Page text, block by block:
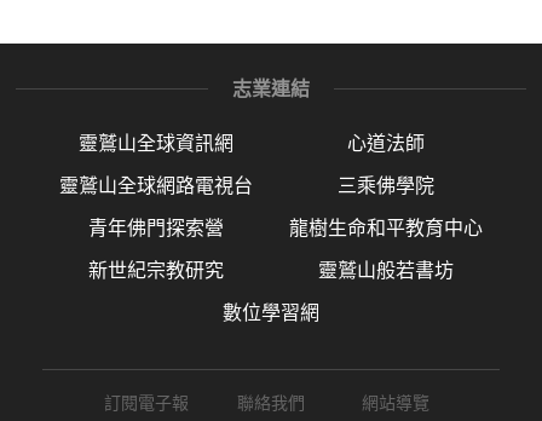
志業連結
靈鷲山全球資訊網 心道法師
靈鷲山全球網路電視台 三乘佛學院
青年佛門探索營 龍樹生命和平教育中心
新世紀宗教研究 靈鷲山般若書坊
數位學習網
訂閱電子報 聯絡我們 網站導覽